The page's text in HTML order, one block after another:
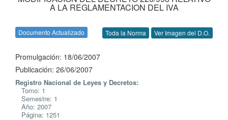
A LA REGLAMENTACION DEL IVA
Documento Actualizado Toda la Norma Ver Imagen del D.O.
Promulgación: 18/06/2007
Publicación: 26/06/2007
Registro Nacional de Leyes y Decretos:
Tomo: 1
Semestre: 1
Año: 2007
Página: 1251